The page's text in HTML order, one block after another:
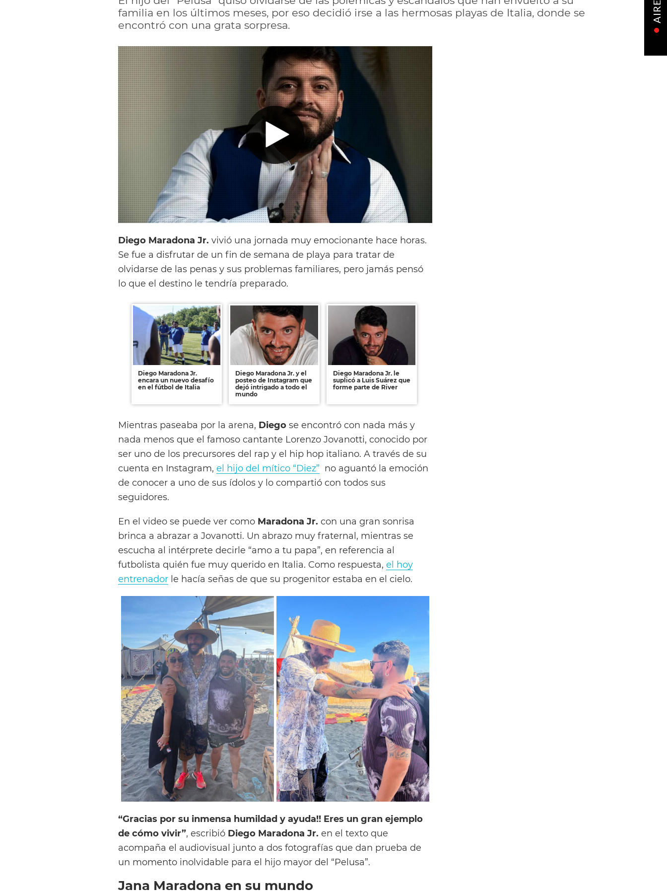
familia en los últimos meses, por eso decidió irse a las hermosas playas de Italia, donde se
encontró con una grata sorpresa.
Diego Maradona Jr. vivió una jornada muy emocionante hace horas.
Se fue a disfrutar de un fin de semana de playa para tratar de
olvidarse de las penas y sus problemas familiares, pero jamás pensó
lo que el destino le tendría preparado.
Diego Maradona Jr.
encara un nuevo desafío
en el fútbol de Italia
Diego Maradona Jr. y el
posteo de Instagram que
dejó intrigado a todo el
mundo
Diego Maradona Jr. le
suplicó a Luis Suárez que
forme parte de River
Mientras paseaba por la arena, Diego se encontró con nada más y
nada menos que el famoso cantante Lorenzo Jovanotti, conocido por
ser uno de los precursores del rap y el hip hop italiano. A través de su
cuenta en Instagram, el hijo del mítico “Diez” no aguantó la emoción
de conocer a uno de sus ídolos y lo compartió con todos sus
seguidores.
En el video se puede ver como Maradona Jr. con una gran sonrisa
brinca a abrazar a Jovanotti. Un abrazo muy fraternal, mientras se
escucha al intérprete decirle “amo a tu papa”, en referencia al
futbolista quién fue muy querido en Italia. Como respuesta, el hoy
entrenador le hacía señas de que su progenitor estaba en el cielo.
“Gracias por su inmensa humildad y ayuda!! Eres un gran ejemplo
de cómo vivir”, escribió Diego Maradona Jr. en el texto que
acompaña el audiovisual junto a dos fotografías que dan prueba de
un momento inolvidable para el hijo mayor del “Pelusa”.
Jana Maradona en su mundo
AIRE